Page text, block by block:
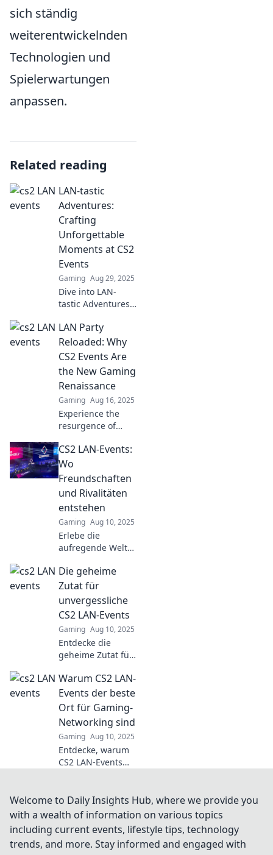
sich ständig
weiterentwickelnden
Technologien und
Spielerwartungen
anpassen.
Related reading
LAN-tastic
Adventures:
Crafting
Unforgettable
Moments at CS2
Events
Gaming Aug 29, 2025
Dive into LAN-
tastic Adventures
to create
unforgettable
moments at
thrilling CS2
events! Join the
fun now!
LAN Party
Reloaded: Why
CS2 Events Are
the New Gaming
Renaissance
Gaming Aug 16, 2025
Experience the
resurgence of
LAN parties—
discover why these
events are
sparking a new
renaissance in the
gaming world!
CS2 LAN-Events:
Wo
Freundschaften
und Rivalitäten
entstehen
Gaming Aug 10, 2025
Erlebe die
aufregende Welt
Events, wo
Freundschaften
blühen und
Rivalitäten
entfachen!
Entdecke, warum
du das nicht
verpassen solltest!
Die geheime
Zutat für
unvergessliche
CS2 LAN-Events
Gaming Aug 10, 2025
Entdecke die
geheime Zutat für
CS2 LAN-Events
und bringe deine
Gaming-Nächte
auf das nächste
Level!
Warum CS2 LAN-
Events der beste
Ort für Gaming-
Networking sind
Gaming Aug 10, 2025
Entdecke, warum
CS2 LAN-Events
Gaming-
Networking und
Erlebnisse sind!
Sei dabei und
Welcome to Daily Insights Hub, where we provide you
with a wealth of information on various topics
including current events, lifestyle tips, technology
trends, and more. Stay informed and engaged with